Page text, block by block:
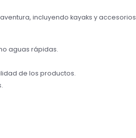
incluyendo kayaks y accesorios
aguas rápidas.
de los productos.